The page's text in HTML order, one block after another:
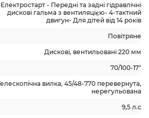
- Передні та задні гідравлічні
дискові гальма з вентиляцією- 4-тактний
двигун- Для дітей від 14 років
Повітряне
Дискові, вентильовані 220 мм
70/100-17"
вилка, 45/48-770 перевернута,
нерегульована
9,5 л.с